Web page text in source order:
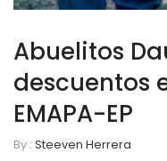
Abuelitos
descuentos
EMAPA-EP
By : Steeven Herrera